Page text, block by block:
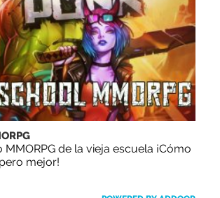
de la vieja escuela ¡Cómo
mejor!